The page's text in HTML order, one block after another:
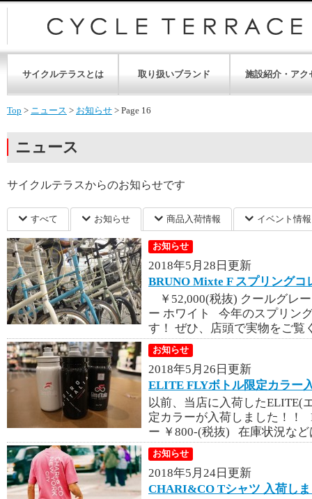
サイクルテラスとは 取り扱いブランド 施設紹介・アク
Top > ニュース > お知らせ > Page 16
ニュース
サイクルテラスからのお知らせです
すべて お知らせ 商品入荷情報 イベント情報
お知らせ
2018年5月28日更新
BRUNO Mixte F スプリングコ
￥52,000(税抜) クールグレ
ー ホワイト 今年のスプリン
す！ ぜひ、店頭で実物をご
お知らせ
2018年5月26日更新
ELITE FLYボトル限定カラー
以前、当店に入荷したELITE(
定カラーが入荷しました！！
ー ￥800-(税抜) 在庫状況な
お知らせ
2018年5月24日更新
CHARI&CO Tシャツ 入荷し